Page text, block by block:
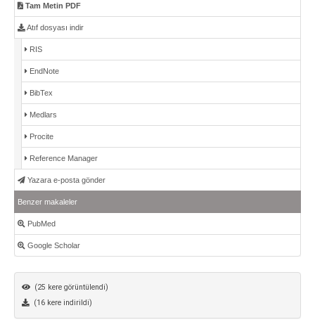
Tam Metin PDF
Atıf dosyası indir
RIS
EndNote
BibTex
Medlars
Procite
Reference Manager
Yazara e-posta gönder
Benzer makaleler
PubMed
Google Scholar
(25 kere görüntülendi)
(16 kere indirildi)